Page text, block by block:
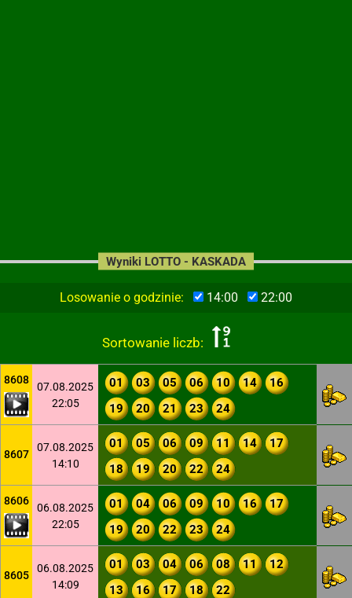
Losowanie o godzinie: 14:00 22:00
Sortowanie liczb:
Wyniki LOTTO - KASKADA
8608
07.08.2025
22:05
01 03 05 06 10 14
16
19
20 21 23 24
8607
07.08.2025
14:10
01 05 06 09 11 14
17
18
19 20 22 24
8606
06.08.2025
22:05
01 04 06 09 10 16
17
19
20 22 23 24
8605
06.08.2025
14:09
01 03 04 06 08 11
12
13
16 17 18 22